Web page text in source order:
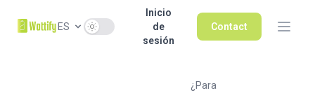
ES Use setting
Inicio
de
sesión
Contact
¿Para